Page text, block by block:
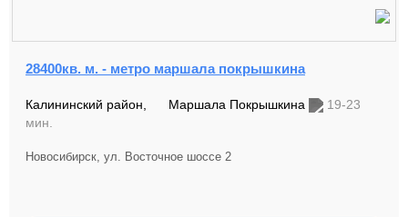
28400кв. м. - метро маршала покрышкина
Калининский район, Маршала Покрышкина
19-23
мин.
Новосибирск, ул. Восточное шоссе 2